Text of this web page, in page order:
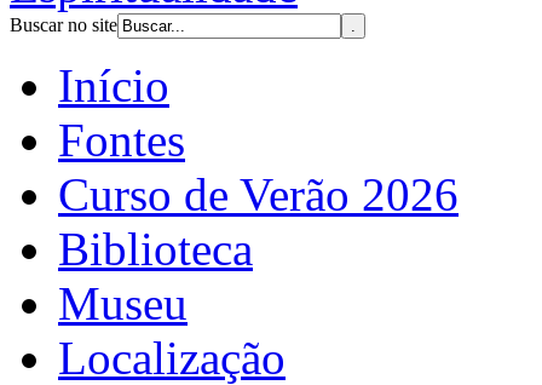
Buscar no site
Início
Fontes
Curso de Verão 2026
Biblioteca
Museu
Localização